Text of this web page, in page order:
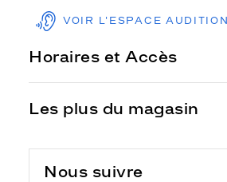
VOIR L'ESPACE AUDITION
Horaires et Accès
Les plus du magasin
Nous suivre